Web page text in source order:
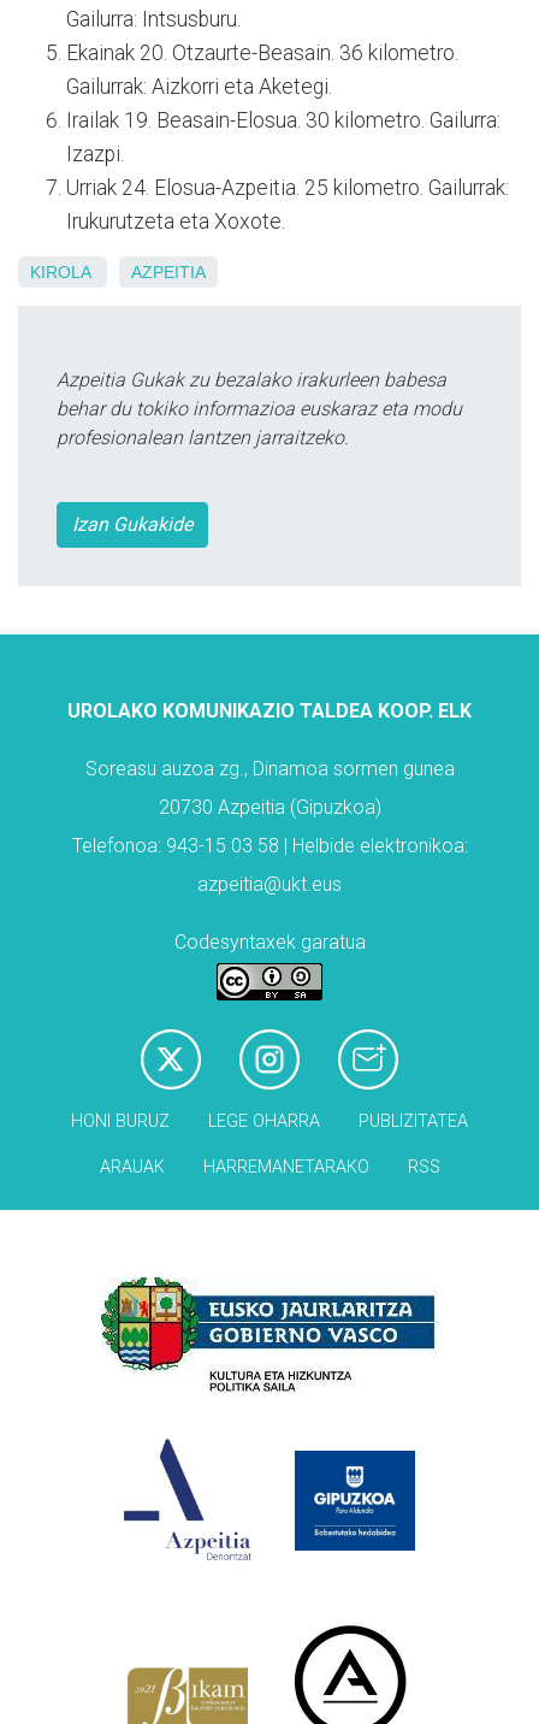
Gailurra: Intsusburu.
Ekainak 20. Otzaurte-Beasain. 36 kilometro.
Gailurrak: Aizkorri eta Aketegi.
Irailak 19. Beasain-Elosua. 30 kilometro. Gailurra:
Izazpi.
Urriak 24. Elosua-Azpeitia. 25 kilometro. Gailurrak:
Irukurutzeta eta Xoxote.
KIROLA AZPEITIA
Azpeitia Gukak zu bezalako irakurleen babesa
behar du tokiko informazioa euskaraz eta modu
profesionalean lantzen jarraitzeko.
Izan Gukakide
UROLAKO KOMUNIKAZIO TALDEA KOOP. ELK
Soreasu auzoa zg., Dinamoa sormen gunea
20730 Azpeitia (Gipuzkoa)
Telefonoa: 943-15 03 58 | Helbide elektronikoa:
azpeitia@ukt.eus
Codesyntaxek garatua
HONI BURUZ LEGE OHARRA PUBLIZITATEA
ARAUAK HARREMANETARAKO RSS